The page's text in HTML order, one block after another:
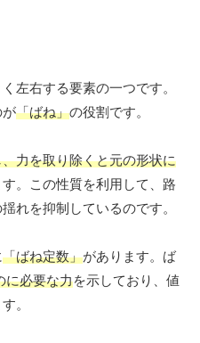
左右する要素の一つです。
が「ばね」の役割です。
力を取り除くと元の形状に
。この性質を利用して、路
れを抑制しているのです。
「ばね定数」があります。ば
に必要な力を示しており、値
。